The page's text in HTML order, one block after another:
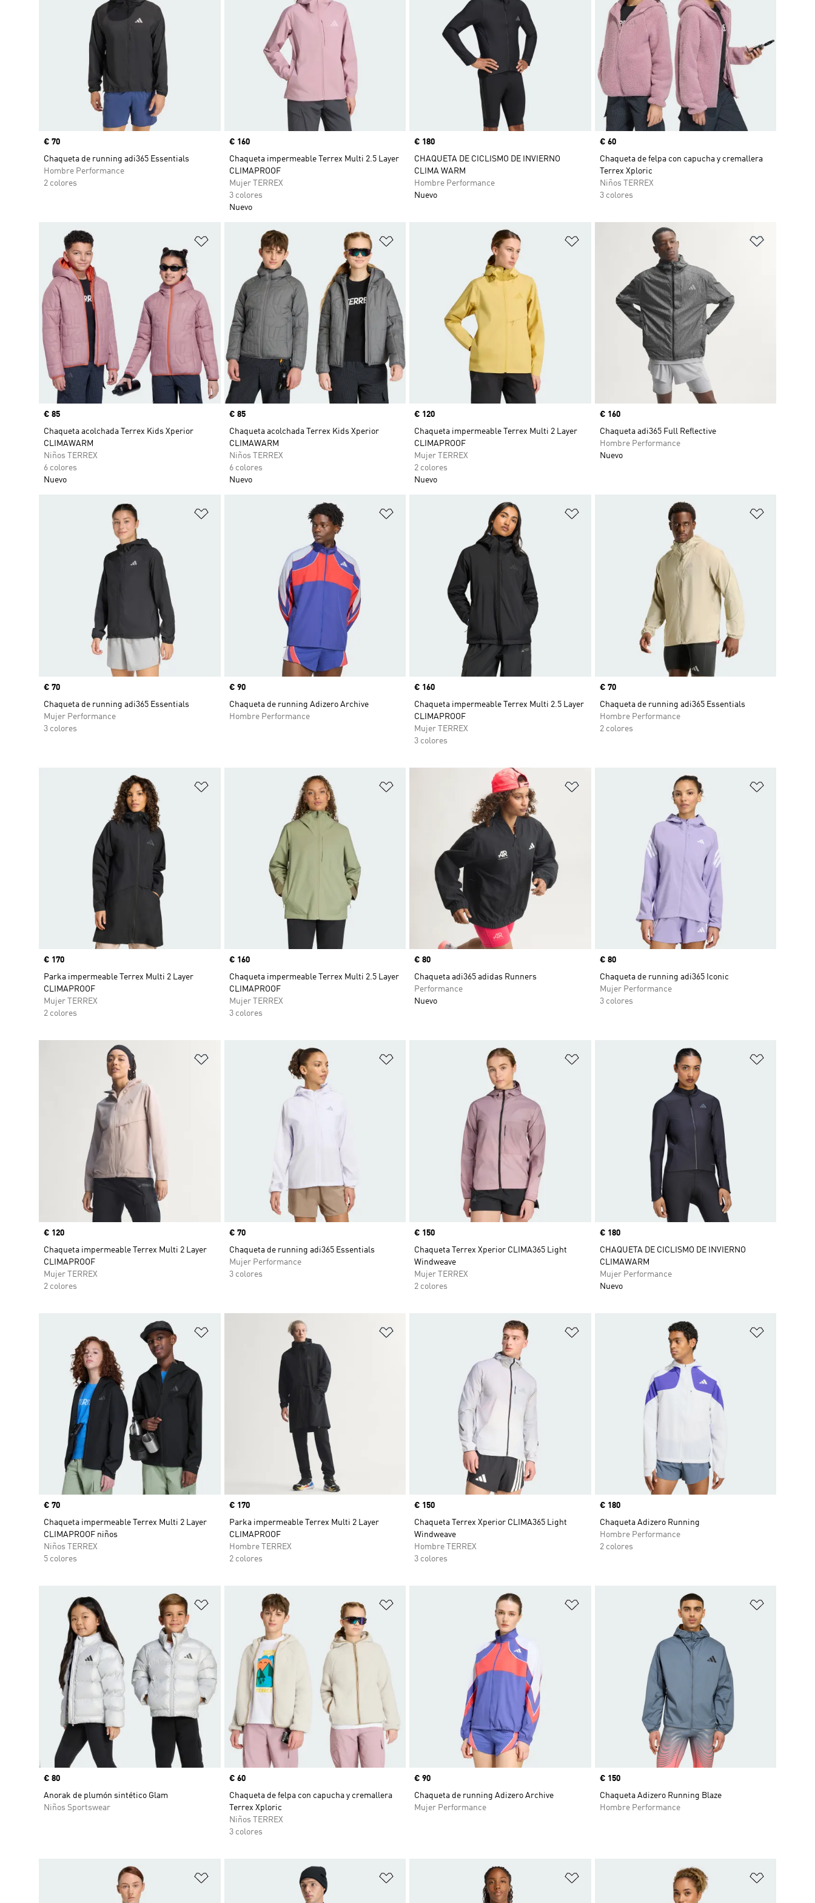
Precio
€ 70
Chaqueta de running adi365 Essentials
Hombre Performance
2 colores
Precio
€ 160
Chaqueta impermeable Terrex Multi 2.5 Layer
CLIMAPROOF
Mujer TERREX
3 colores
Nuevo
Precio
€ 180
CHAQUETA DE CICLISMO DE INVIERNO
CLIMA WARM
Hombre Performance
Nuevo
Precio
€ 60
Chaqueta de felpa con capucha y cremallera
Terrex Xploric
Niños TERREX
3 colores
Añadir a la lista de deseos
Precio
€ 85
Chaqueta acolchada Terrex Kids Xperior
CLIMAWARM
Niños TERREX
6 colores
Nuevo
Añadir a la lista de deseos
Precio
€ 85
Chaqueta acolchada Terrex Kids Xperior
CLIMAWARM
Niños TERREX
6 colores
Nuevo
Añadir a la lista de deseos
Precio
€ 120
Chaqueta impermeable Terrex Multi 2 Layer
CLIMAPROOF
Mujer TERREX
2 colores
Nuevo
Precio
€ 160
Chaqueta adi365 Full Reflective
Hombre Performance
Nuevo
Añadir a la lista de deseos
Precio
€ 70
Chaqueta de running adi365 Essentials
Mujer Performance
3 colores
Añadir a la lista de deseos
Precio
€ 90
Chaqueta de running Adizero Archive
Hombre Performance
Añadir a la lista de deseos
Precio
€ 160
Chaqueta impermeable Terrex Multi 2.5 Layer
CLIMAPROOF
Mujer TERREX
3 colores
Precio
€ 70
Chaqueta de running adi365 Essentials
Hombre Performance
2 colores
Añadir a la lista de deseos
Precio
€ 170
Parka impermeable Terrex Multi 2 Layer
CLIMAPROOF
Mujer TERREX
2 colores
Añadir a la lista de deseos
Precio
€ 160
Chaqueta impermeable Terrex Multi 2.5 Layer
CLIMAPROOF
Mujer TERREX
3 colores
Añadir a la lista de deseos
Precio
€ 80
Chaqueta adi365 adidas Runners
Performance
Nuevo
Precio
€ 80
Chaqueta de running adi365 Iconic
Mujer Performance
3 colores
Añadir a la lista de deseos
Precio
€ 120
Chaqueta impermeable Terrex Multi 2 Layer
CLIMAPROOF
Mujer TERREX
2 colores
Añadir a la lista de deseos
Precio
€ 70
Chaqueta de running adi365 Essentials
Mujer Performance
3 colores
Añadir a la lista de deseos
Precio
€ 150
Chaqueta Terrex Xperior CLIMA365 Light
Windweave
Mujer TERREX
2 colores
Precio
€ 180
CHAQUETA DE CICLISMO DE INVIERNO
CLIMAWARM
Mujer Performance
Nuevo
Añadir a la lista de deseos
Precio
€ 70
Chaqueta impermeable Terrex Multi 2 Layer
CLIMAPROOF niños
Niños TERREX
5 colores
Añadir a la lista de deseos
Precio
€ 170
Parka impermeable Terrex Multi 2 Layer
CLIMAPROOF
Hombre TERREX
2 colores
Añadir a la lista de deseos
Precio
€ 150
Chaqueta Terrex Xperior CLIMA365 Light
Windweave
Hombre TERREX
3 colores
Precio
€ 180
Chaqueta Adizero Running
Hombre Performance
2 colores
Añadir a la lista de deseos
Precio
€ 80
Anorak de plumón sintético Glam
Niños Sportswear
Añadir a la lista de deseos
Precio
€ 60
Chaqueta de felpa con capucha y cremallera
Terrex Xploric
Niños TERREX
3 colores
Añadir a la lista de deseos
Precio
€ 90
Chaqueta de running Adizero Archive
Mujer Performance
Precio
€ 150
Chaqueta Adizero Running Blaze
Hombre Performance
Añadir a la lista de deseos Añadir a la lista de deseos Añadir a la lista de deseos